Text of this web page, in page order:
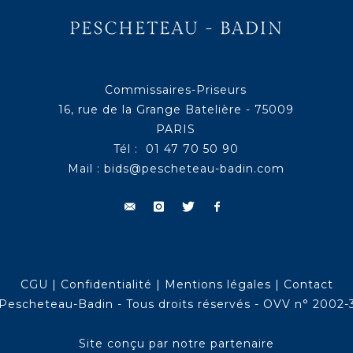
Commissaires-Priseurs
16, rue de la Grange Batelière - 75009
PARIS
Tél : 01 47 70 50 90
Mail : bids@pescheteau-badin.com
CGU | Confidentialité | Mentions légales | Contact
Badin - Tous droits réservés - OVV n° 2002-
Site conçu par notre partenaire